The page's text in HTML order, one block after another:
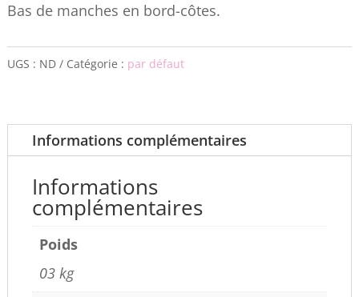
Bas de manches en bord-côtes.
UGS : ND Catégorie : par défaut
Informations complémentaires
Informations
complémentaires
Poids
03 kg